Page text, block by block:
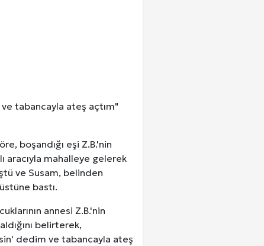
ve tabancayla ateş açtım"
boşandığı eşi Z.B.'nin
aracıyla mahalleye gelerek
ve Susam, belinden
bastı.
annesi Z.B.'nin
belirterek,
dedim ve tabancayla ateş